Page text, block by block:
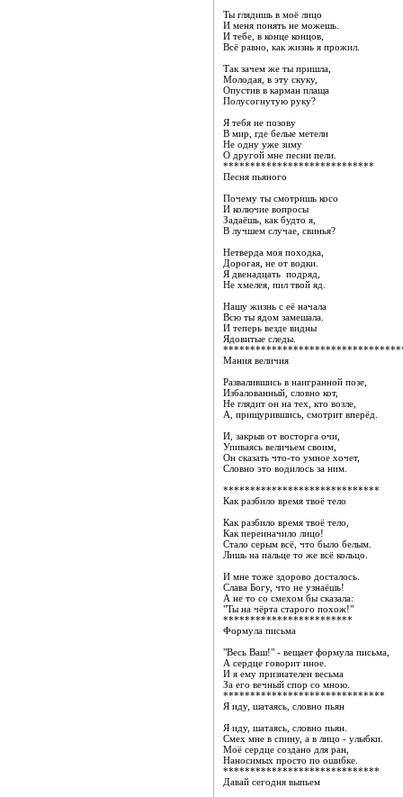
Ты глядишь в моё лицо
И меня понять не можешь.
И тебе, в конце концов,
Всё равно, как жизнь я прожил.
Так зачем же ты пришла,
Молодая, в эту скуку,
Опустив в карман плаща
Полусогнутую руку?
Я тебя не позову
В мир, где белые метели
Не одну уже зиму
О другой мне песни пели.
****************************
Песня пьяного
Почему ты смотришь косо
И колючие вопросы
Задаёшь, как будто я,
В лучшем случае, свинья?
Нетверда моя походка,
Дорогая, не от водки.
Я двенадцать подряд,
Не хмелея, пил твой яд.
Нашу жизнь с её начала
Всю ты ядом замешала.
И теперь везде видны
Ядовитые следы.
Мания величия
Развалившись в наигранной позе,
Избалованный, словно кот,
Не глядит он на тех, кто возле,
А, прищурившись, смотрит вперёд.
И, закрыв от восторга очи,
Упиваясь величьем своим,
Он сказать что-то умное хочет,
Словно это водилось за ним.
*****************************
Как разбило время твоё тело
Как разбило время твоё тело,
Как переиначило лицо!
Стало серым всё, что было белым.
Лишь на пальце то же всё кольцо.
И мне тоже здорово досталось.
Слава Богу, что не узнаёшь!
А не то со смехом бы сказала:
"Ты на чёрта старого похож!"
************************
Формула письма
"Весь Ваш!" - вещает формула письма,
А сердце говорит иное.
И я ему признателен весьма
За его вечный спор со мною.
******************************
Я иду, шатаясь, словно пьян
Я иду, шатаясь, словно пьян.
Смех мне в спину, а в лицо - улыбки.
Моё сердце создано для ран,
Наносимых просто по ошибке.
*****************************
Давай сегодня выпьем